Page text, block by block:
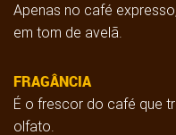
Apenas no café
em tom de avelã.
FRAGÂNCIA
É o frescor do café que
olfato.